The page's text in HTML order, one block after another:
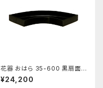
花器 おはら 35-600 黒扇面水
盤 花瓶 フラワーベース 水盤
¥24,200